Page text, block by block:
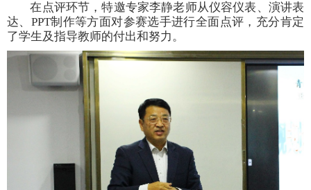
在点评环节，特邀专家李静老师从仪容仪表、演讲表
达、PPT制作等方面对参赛选手进行全面点评，充分肯定
了学生及指导教师的付出和努力。